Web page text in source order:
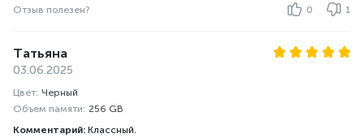
Отзыв полезен? 0 1
Татьяна
03.06.2025
Цвет: Черный
Объем памяти: 256 GB
Комментарий: Классный.